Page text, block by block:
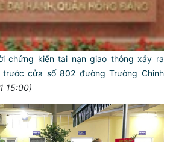
chứng kiến tai nạn giao thông xảy ra
trước cửa số 802 đường Trường Chinh
15:00)